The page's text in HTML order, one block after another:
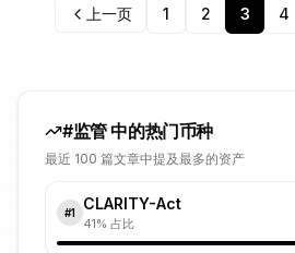
上一页 1 2 3 4
#监管中的热门币种
最近 100 篇文章中提及最多的资产
#1 CLARITY-Act
41% 占比